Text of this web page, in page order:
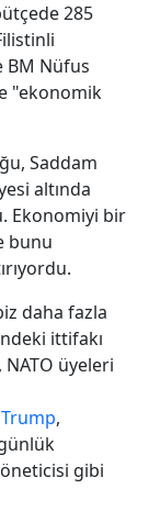
285
BM Nüfus
"ekonomik
Saddam
altında
Ekonomiyi bir
bunu
daha fazla
ittifakı
üyeleri
Trump,
gibi